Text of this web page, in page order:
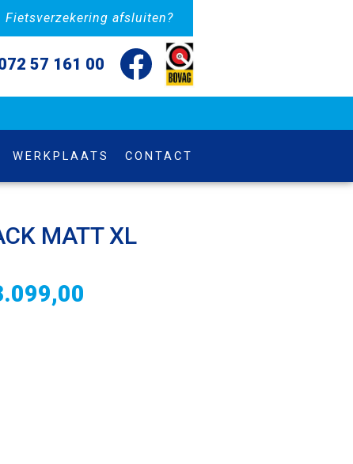
Fietsverzekering afsluiten?
57 161 00
WERKPLAATS CONTACT
MATT XL